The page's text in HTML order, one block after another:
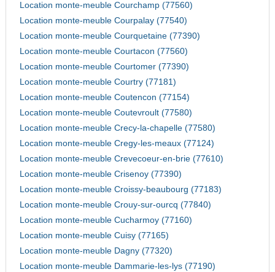
Location monte-meuble Courchamp (77560)
Location monte-meuble Courpalay (77540)
Location monte-meuble Courquetaine (77390)
Location monte-meuble Courtacon (77560)
Location monte-meuble Courtomer (77390)
Location monte-meuble Courtry (77181)
Location monte-meuble Coutencon (77154)
Location monte-meuble Coutevroult (77580)
Location monte-meuble Crecy-la-chapelle (77580)
Location monte-meuble Cregy-les-meaux (77124)
Location monte-meuble Crevecoeur-en-brie (77610)
Location monte-meuble Crisenoy (77390)
Location monte-meuble Croissy-beaubourg (77183)
Location monte-meuble Crouy-sur-ourcq (77840)
Location monte-meuble Cucharmoy (77160)
Location monte-meuble Cuisy (77165)
Location monte-meuble Dagny (77320)
Location monte-meuble Dammarie-les-lys (77190)